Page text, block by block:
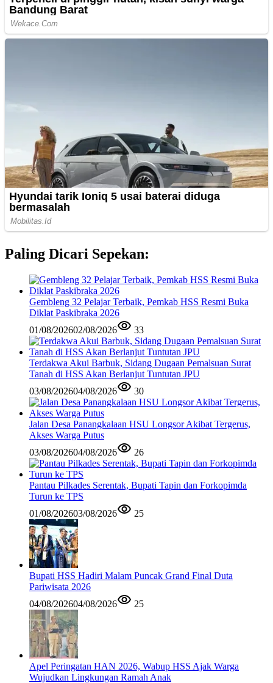
Paling Dicari Sepekan:
Gembleng 32 Pelajar Terbaik, Pemkab HSS Resmi Buka
Diklat Paskibraka 2026
01/08/202602/08/2026 33
Terdakwa Akui Barbuk, Sidang Dugaan Pemalsuan Surat
Tanah di HSS Akan Berlanjut Tuntutan JPU
03/08/202604/08/2026 30
Jalan Desa Panangkalaan HSU Longsor Akibat Tergerus,
Akses Warga Putus
03/08/202604/08/2026 26
Pantau Pilkades Serentak, Bupati Tapin dan Forkopimda
Turun ke TPS
01/08/202603/08/2026 25
Bupati HSS Hadiri Malam Puncak Grand Final Duta
Pariwisata 2026
04/08/202604/08/2026 25
Apel Peringatan HAN 2026, Wabup HSS Ajak Warga
Wujudkan Lingkungan Ramah Anak